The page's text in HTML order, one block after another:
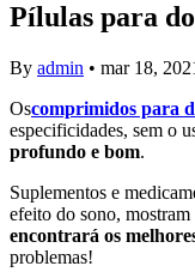
Pílulas para
By admin • mar 18,
Oscomprimidos para
especificidades, sem o
profundo e bom.
Suplementos e
efeito do sono, mostram
encontrará os
problemas!